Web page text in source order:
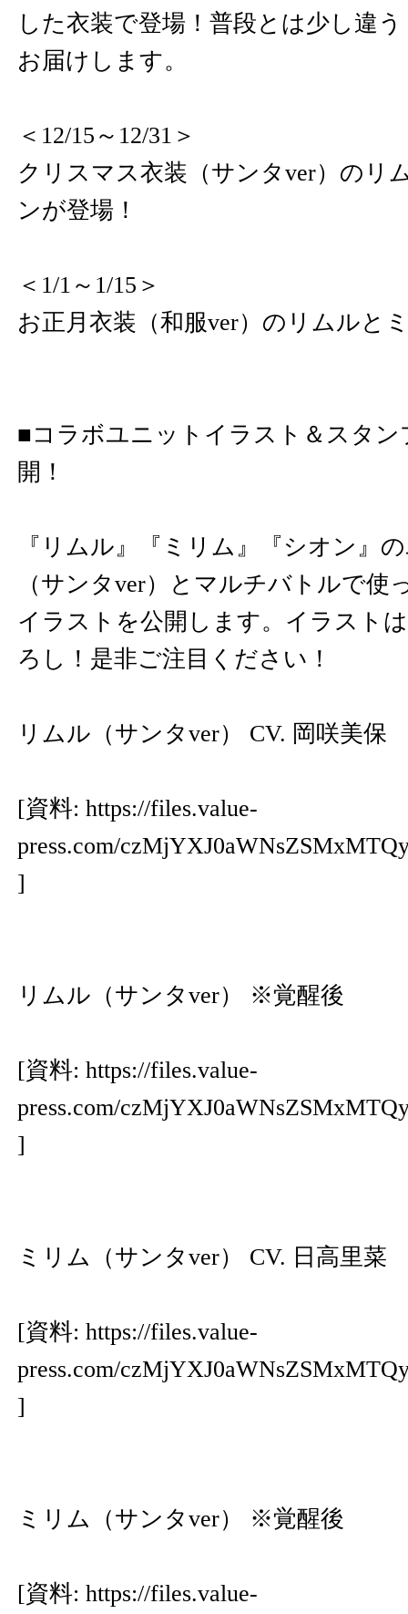
した衣装で登場！普段とは少し違
お届けします。
＜12/15～12/31＞
クリスマス衣装（サンタver）のリ
ンが登場！
＜1/1～1/15＞
お正月衣装（和服ver）のリムルと
■コラボユニットイラスト＆スタ
開！
『リムル』『ミリム』『シオン』
（サンタver）とマルチバトルで使
イラストを公開します。イラスト
ろし！是非ご注目ください！
リムル（サンタver） CV. 岡咲美保
[資料: https://files.value-
press.com/
]
リムル（サンタver） ※覚醒後
[資料: https://files.value-
press.com/
]
ミリム（サンタver） CV. 日高里菜
[資料: https://files.value-
press.com/
]
ミリム（サンタver） ※覚醒後
[資料: https://files.value-